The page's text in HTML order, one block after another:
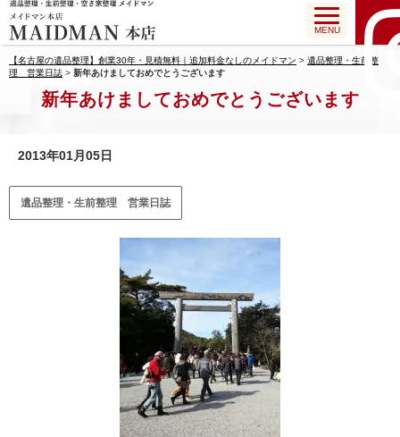
MENU
【名古屋の遺品整理】創業30年・見積無料｜追加料金なしのメイドマン > 遺品整理・生前整
理 営業日誌 > 新年あけましておめでとうございます
新年あけましておめでとうございます
2013年01月05日
遺品整理・生前整理 営業日誌